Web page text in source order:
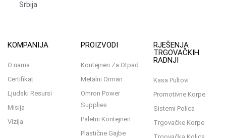
Srbija
KOMPANIJA
O nama
Certifikat
Ljudski Resursi
Misija
Vizija
PROIZVODI
Kontejneri Za Otpad
Metalni Ormari
Omron Power
Supplies
Paletni Kontejneri
Plastične Gajbe
RJEŠENJA
TRGOVAČKIH
RADNJI
Kasa Pultovi
Promotivne Korpe
Sistemi Polica
Trgovačke Korpe